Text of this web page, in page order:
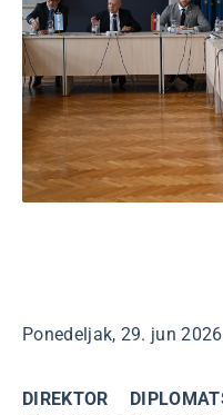
Ponedeljak, 29. jun
DIREKTOR